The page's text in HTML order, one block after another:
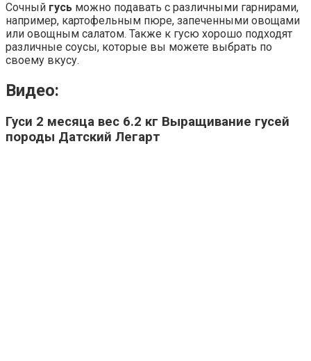
Сочный гусь можно подавать с различными гарнирами,
например, картофельным пюре, запеченными овощами
или овощным салатом. Также к гусю хорошо подходят
различные соусы, которые вы можете выбрать по
своему вкусу.
Видео:
Гуси 2 месяца вес 6.2 кг Выращивание гусей
породы Датский Легарт